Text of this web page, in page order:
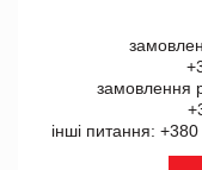
замовлення
інші питання: